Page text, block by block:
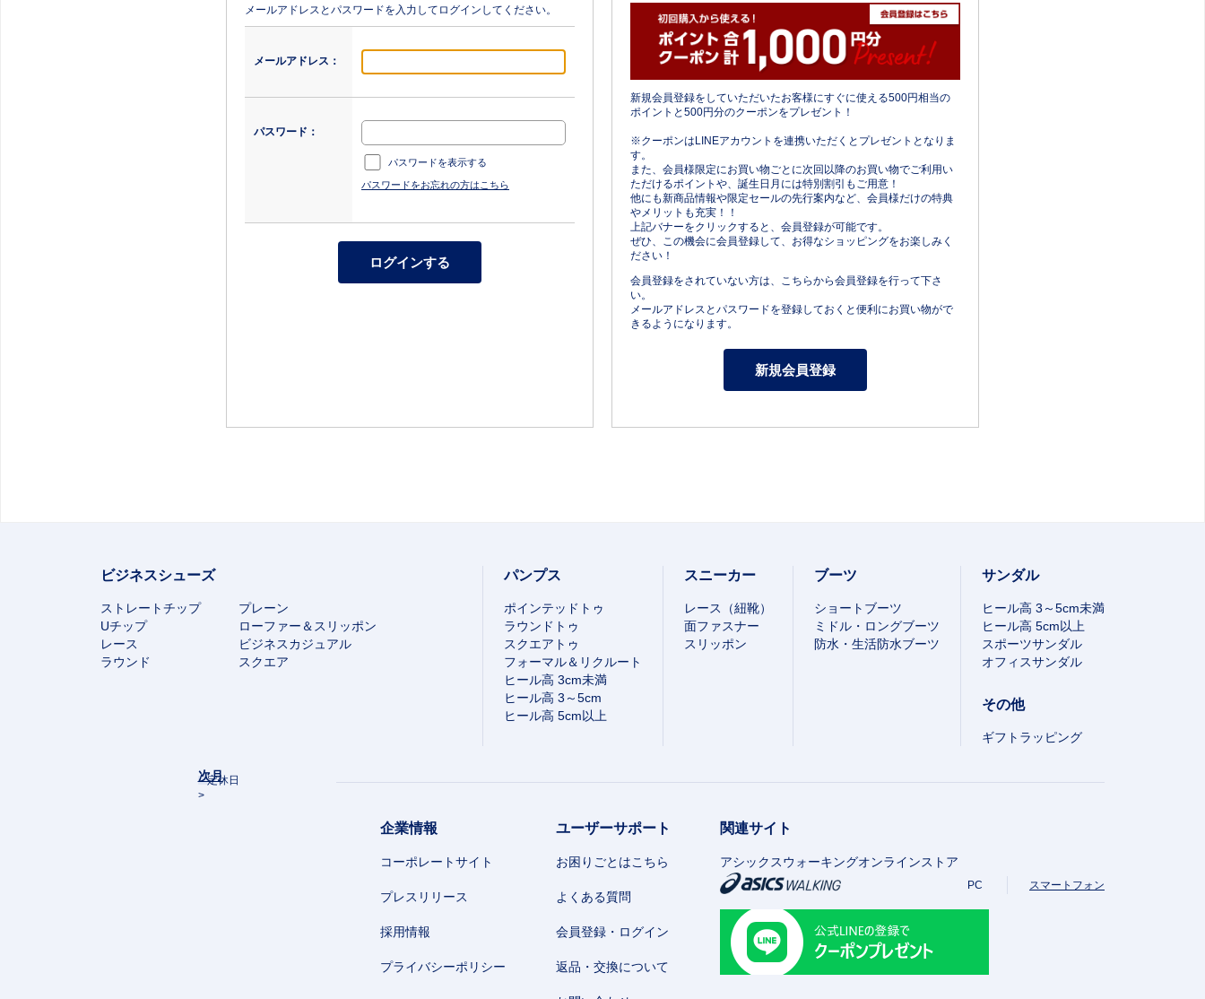
メールアドレスとパスワードを入力してログインしてください。
メールアドレス：
パスワード：
パスワードを表示する
パスワードをお忘れの方はこちら
新規会員登録をしていただいたお客様にすぐに使える500円相当の
ポイントと500円分のクーポンをプレゼント！
※クーポンはLINEアカウントを連携いただくとプレゼントとなりま
す。
また、会員様限定にお買い物ごとに次回以降のお買い物でご利用い
ただけるポイントや、誕生日月には特別割引もご用意！
他にも新商品情報や限定セールの先行案内など、会員様だけの特典
やメリットも充実！！
上記バナーをクリックすると、会員登録が可能です。
ぜひ、この機会に会員登録して、お得なショッピングをお楽しみく
ださい！
会員登録をされていない方は、こちらから会員登録を行って下さ
い。
メールアドレスとパスワードを登録しておくと便利にお買い物がで
きるようになります。
ビジネスシューズ
ストレートチップ
プレーン
Uチップ
ローファー＆スリッポン
レース
ビジネスカジュアル
ラウンド
スクエア
パンプス
ポインテッドトゥ
ラウンドトゥ
スクエアトゥ
フォーマル＆リクルート
ヒール高 3cm未満
ヒール高 3～5cm
ヒール高 5cm以上
スニーカー
レース（紐靴）
面ファスナー
スリッポン
ブーツ
ショートブーツ
ミドル・ロングブーツ
防水・生活防水ブーツ
サンダル
ヒール高 3～5cm未満
ヒール高 5cm以上
スポーツサンダル
オフィスサンダル
その他
ギフトラッピング
次月
>
定休日
企業情報
コーポレートサイト
プレスリリース
採用情報
プライバシーポリシー
ユーザーサポート
お困りごとはこちら
よくある質問
会員登録・ログイン
返品・交換について
関連サイト
アシックスウォーキングオンラインストア
PC スマートフォン